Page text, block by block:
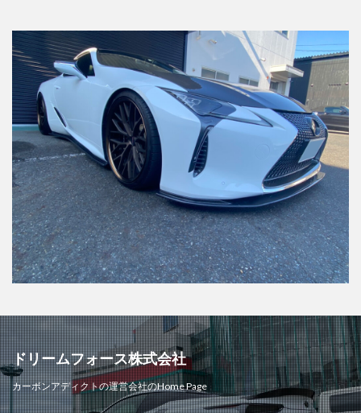
ドリームフォース株式会社
カーボンアディクトの運営会社のHome Page